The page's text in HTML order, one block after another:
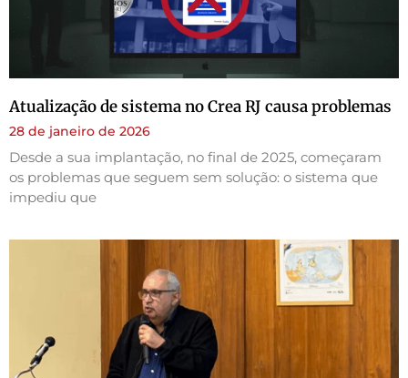
Atualização de sistema no Crea RJ causa problemas
28 de janeiro de 2026
Desde a sua implantação, no final de 2025, começaram
os problemas que seguem sem solução: o sistema que
impediu que